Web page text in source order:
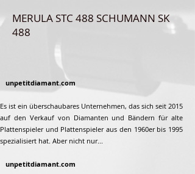
​​MERULA STC 488 SCHUMANN SK
488
unpetitdiamant.com
Es ist ein überschaubares Unternehmen, das sich seit 2015
auf den Verkauf von Diamanten und Bändern für alte
Plattenspieler und Plattenspieler aus den 1960er bis 1995
spezialisiert hat. Aber nicht nur...
unpetitdiamant.com